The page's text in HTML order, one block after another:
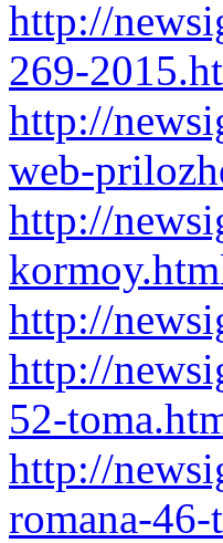
http://
269-
http://
web-
http://
http://
http://
52-
http://
romana-